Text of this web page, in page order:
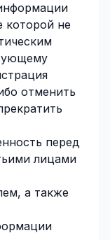
которой не
отменить
перед
лицами
а также